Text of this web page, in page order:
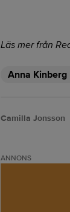
Läs mer från
Anna Kinberg
Camilla Jonsson
ANNONS